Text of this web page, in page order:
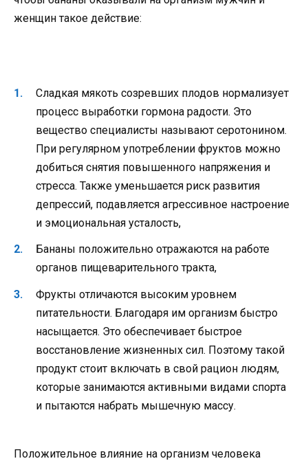
женщин такое действие:
Сладкая мякоть созревших плодов нормализует
процесс выработки гормона радости. Это
вещество специалисты называют серотонином.
При регулярном употреблении фруктов можно
добиться снятия повышенного напряжения и
стресса. Также уменьшается риск развития
депрессий, подавляется агрессивное настроение
и эмоциональная усталость,
Бананы положительно отражаются на работе
органов пищеварительного тракта,
Фрукты отличаются высоким уровнем
питательности. Благодаря им организм быстро
насыщается. Это обеспечивает быстрое
восстановление жизненных сил. Поэтому такой
продукт стоит включать в свой рацион людям,
которые занимаются активными видами спорта
и пытаются набрать мышечную массу.
Положительное влияние на организм человека